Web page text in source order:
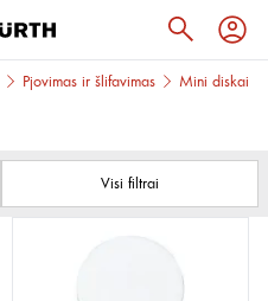
Pjovimas ir šlifavimas Mini diskai
Visi filtrai